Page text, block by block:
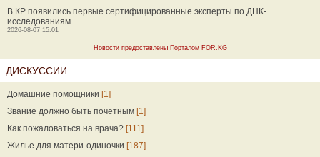
В КР появились первые сертифицированные эксперты по ДНК-
исследованиям
2026-08-07 15:01
Новости предоставлены Порталом FOR.KG
ДИСКУССИИ
Домашние помощники [1]
Звание должно быть почетным [1]
Как пожаловаться на врача? [111]
Жилье для матери-одиночки [187]